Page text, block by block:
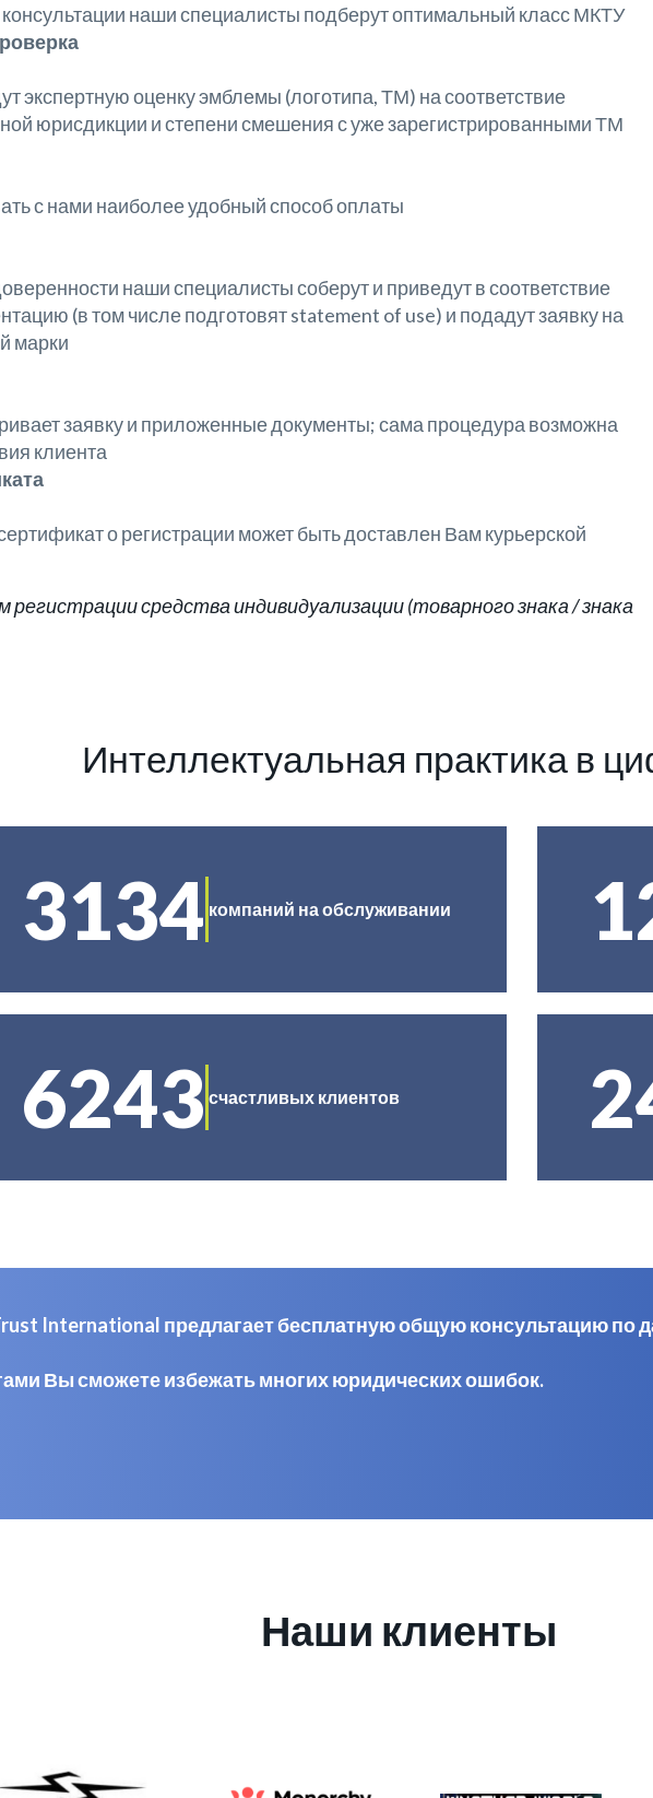
наши специалисты подберут оптимальный класс МКТУ
экспертную оценку эмблемы (логотипа, ТМ) на соответствие
юрисдикции и степени смешения с уже зарегистрированными ТМ
с нами наиболее удобный способ оплаты
наши специалисты соберут и приведут в соответствие
(в том числе подготовят statement of use) и подадут заявку на
марки
заявку и приложенные документы; сама процедура возможна
клиента
о регистрации может быть доставлен Вам курьерской
регистрации средства индивидуализации (товарного знака / знака
Интеллектуальная практика в
3134 компаний на обслуживании
6243 счастливых клиентов
International предлагает бесплатную общую консультацию по
Вы сможете избежать многих юридических ошибок.
Наши клиенты